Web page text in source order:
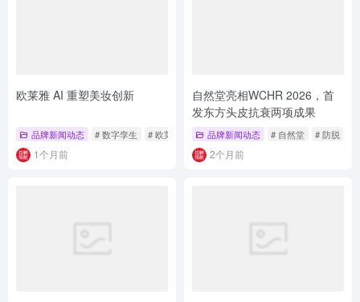
欧莱雅 AI 重塑美妆创新
品牌新闻动态 # 数字孪生 # 欧莱雅 # 美妆
1个月前
自然堂亮相WCHR 2026，首
发东方头皮抗衰两项成果
品牌新闻动态 # 自然堂 # 防脱
2个月前